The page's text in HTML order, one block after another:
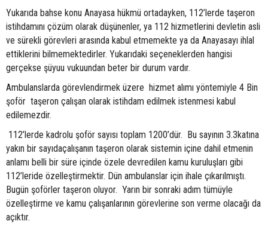
Yukarıda bahse konu Anayasa hükmü ortadayken, 112’lerde taşeron
istihdamını çözüm olarak düşünenler, ya 112 hizmetlerini devletin asli
ve sürekli görevleri arasında kabul etmemekte ya da Anayasayı ihlal
ettiklerini bilmemektedirler. Yukarıdaki seçeneklerden hangisi
gerçekse şüyuu vukuundan beter bir durum vardır.
Ambulanslarda görevlendirmek üzere hizmet alımı yöntemiyle 4 Bin
şoför taşeron çalışan olarak istihdam edilmek istenmesi kabul
edilemezdir.
112’lerde kadrolu şoför sayısı toplam 1200’dür. Bu sayının 3.3katına
yakın bir sayıdaçalışanın taşeron olarak sistemin içine dahil etmenin
anlamı belli bir süre içinde özele devredilen kamu kuruluşları gibi
112’leride özelleştirmektir. Dün ambulanslar için ihale çıkarılmıştı.
Bugün şoförler taşeron oluyor. Yarın bir sonraki adım tümüyle
özelleştirme ve kamu çalışanlarının görevlerine son verme olacağı da
açıktır.